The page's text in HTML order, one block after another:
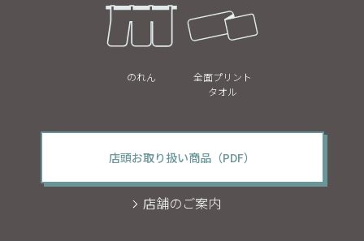
のれん
全面プリント
タオル
店頭お取り扱い商品（PDF）
店舗のご案内